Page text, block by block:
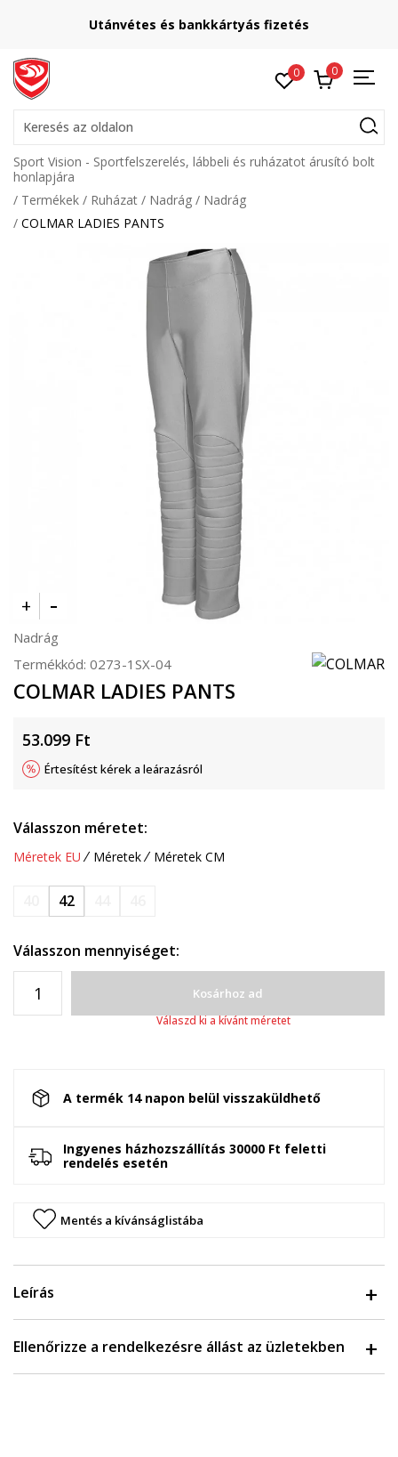
Utánvétes és bankkártyás fizetés
0 0
Keresés az oldalon
Sport Vision - Sportfelszerelés, lábbeli és ruházatot árusító bolt
honlapjára
Termékek
Ruházat Nadrág
Nadrág
COLMAR LADIES PANTS
Nadrág
Termékkód: 0273-1SX-04
COLMAR LADIES PANTS
53.099 Ft
Értesítést kérek a leárazásról
Válasszon méretet:
Méretek EU Méretek Méretek CM
42
Válasszon mennyiséget:
Kosárhoz ad
Válaszd ki a kívánt méretet
A termék 14 napon belül visszaküldhető
Ingyenes házhozszállítás 30000 Ft feletti
rendelés esetén
Mentés a kívánságlistába
Leírás
Ellenőrizze a rendelkezésre állást az üzletekben